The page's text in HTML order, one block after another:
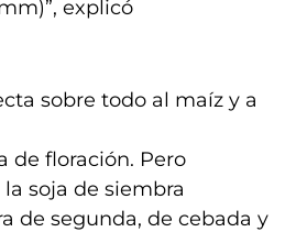
explicó
sobre todo al maíz y a
de floración. Pero
soja de siembra
de segunda, de cebada y